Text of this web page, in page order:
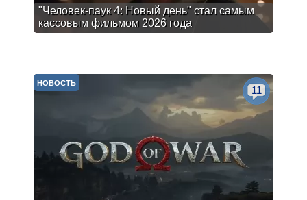
"Человек-паук 4: Новый день" стал самым
кассовым фильмом 2026 года
НОВОСТЬ
11